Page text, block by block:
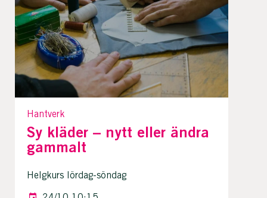
Hantverk
Sy kläder – nytt eller ändra
gammalt
Helgkurs lördag-söndag